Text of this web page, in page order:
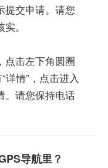
提交申请。请您
。
点击左下角圆圈
详情”，点击进入
。请您保持电话
导航里？